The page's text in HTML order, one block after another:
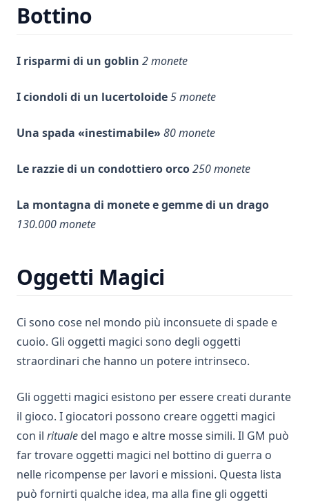
Bottino
I risparmi di un goblin 2 monete
I ciondoli di un lucertoloide5 monete
Una spada «inestimabile» 80 monete
Le razzie di un condottiero orco250 monete
La montagna di monete e gemme di un drago
130.000 monete
Oggetti Magici
Ci sono cose nel mondo più inconsuete di spade e
cuoio. Gli oggetti magici sono degli oggetti
straordinari che hanno un potere intrinseco.
Gli oggetti magici esistono per essere creati durante
il gioco. I giocatori possono creare oggetti magici
con il rituale del mago e altre mosse simili. Il GM può
far trovare oggetti magici nel bottino di guerra o
nelle ricompense per lavori e missioni. Questa lista
può fornirti qualche idea, ma alla fine gli oggetti